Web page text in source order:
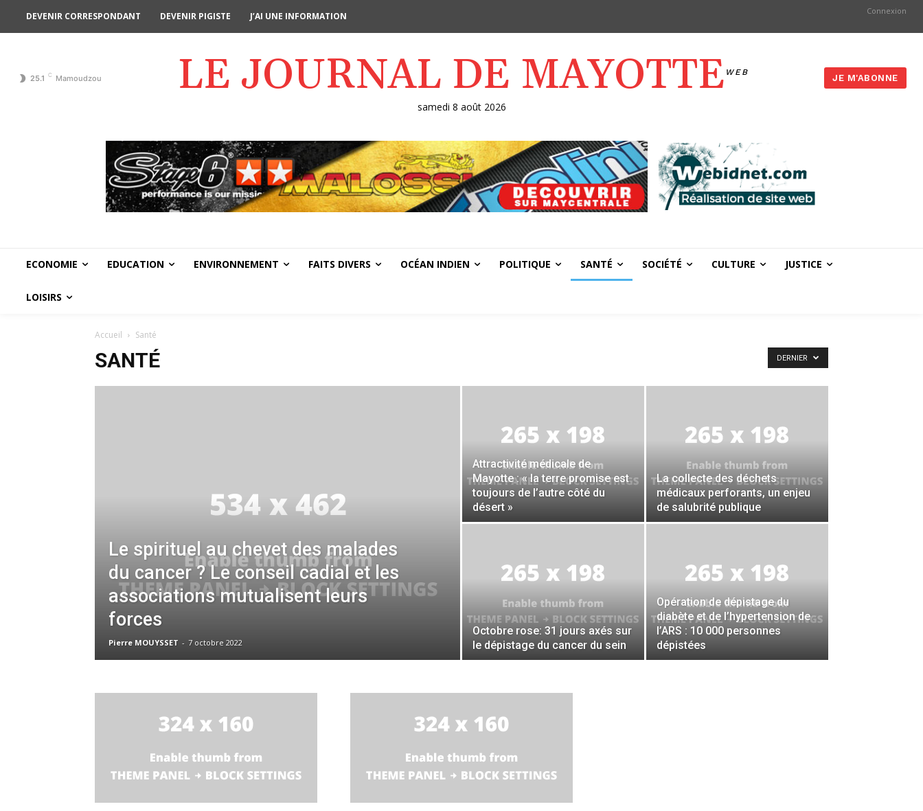
DEVENIR CORRESPONDANT DEVENIR PIGISTE J’AI UNE INFORMATION Connexion
25.1 C Mamoudzou LE JOURNAL DE MAYOTTE WEB
JE M'ABONNE
samedi 8 août 2026
ECONOMIE EDUCATION ENVIRONNEMENT FAITS DIVERS OCÉAN INDIEN POLITIQUE SANTÉ SOCIÉTÉ CULTURE JUSTICE
LOISIRS
Accueil Santé
SANTÉ DERNIER
Le spirituel au chevet des malades
du cancer ? Le conseil cadial et les
associations mutualisent leurs
forces
Pierre MOUYSSET - 7 octobre 2022
Attractivité médicale de
Mayotte : « la terre promise est
toujours de l’autre côté du
désert »
La collecte des déchets
médicaux perforants, un enjeu
de salubrité publique
Octobre rose: 31 jours axés sur
le dépistage du cancer du sein
Opération de dépistage du
diabète et de l’hypertension de
l’ARS : 10 000 personnes
dépistées